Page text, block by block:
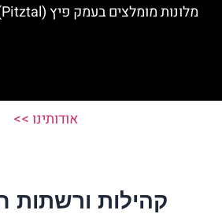
מלונות מומלצים בעמק פיץ (Pitztal)
אודותינו >>
קהילות ורשתות